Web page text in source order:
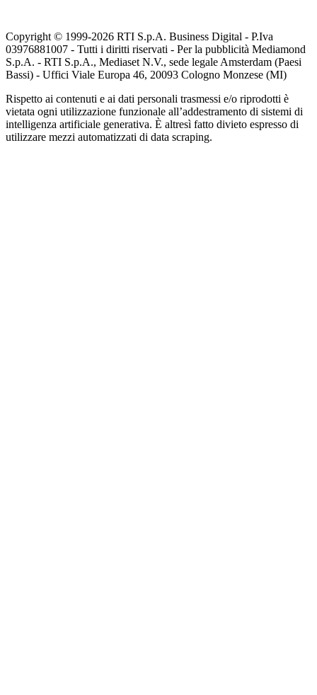
Copyright © 1999-2026 RTI S.p.A. Business Digital - P.Iva
03976881007 - Tutti i diritti riservati - Per la pubblicità Mediamond
S.p.A. - RTI S.p.A., Mediaset N.V., sede legale Amsterdam (Paesi
Bassi) - Uffici Viale Europa 46, 20093 Cologno Monzese (MI)
Rispetto ai contenuti e ai dati personali trasmessi e/o riprodotti è
vietata ogni utilizzazione funzionale all’addestramento di sistemi di
intelligenza artificiale generativa. È altresì fatto divieto espresso di
utilizzare mezzi automatizzati di data scraping.